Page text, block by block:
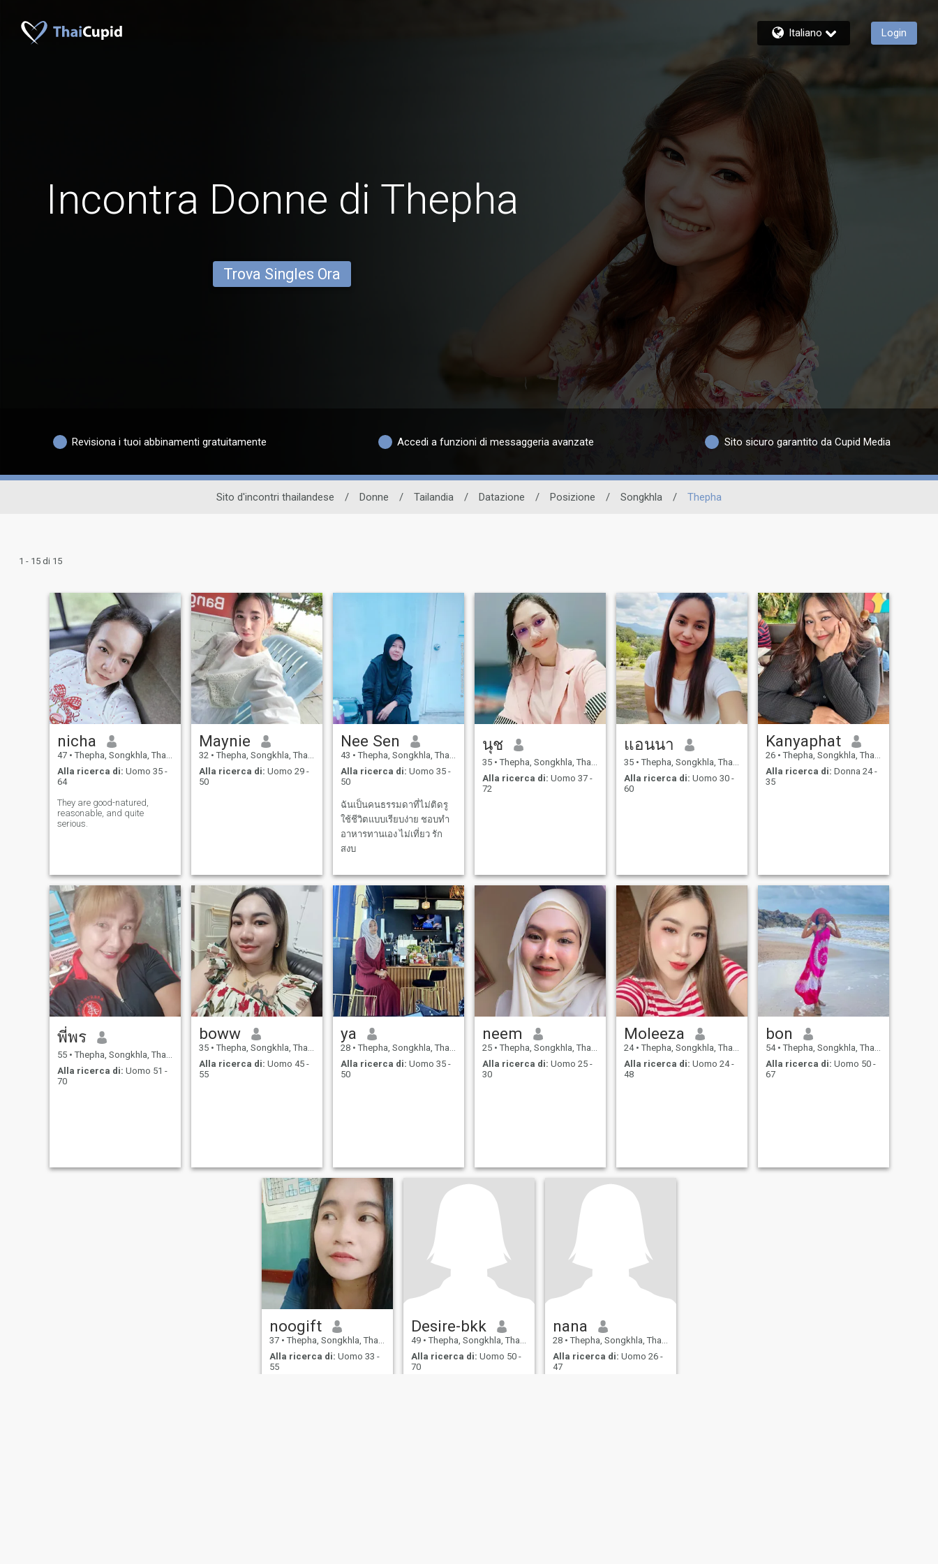
Italiano Login
Incontra Donne di Thepha
Trova Singles Ora
Revisiona i tuoi abbinamenti gratuitamente Accedi a funzioni di messaggeria avanzate Sito sicuro garantito da Cupid Media
Sito d'incontri thailandese / Donne / Tailandia / Datazione / Posizione / Songkhla / Thepha
1 - 15 di 15
nicha
47 • Thepha, Songkhla, Thailandia
Alla ricerca di: Uomo 35 -
64
They are good-natured,
reasonable, and quite
serious.
Maynie
32 • Thepha, Songkhla, Thailandia
Alla ricerca di: Uomo 29 -
50
Nee Sen
43 • Thepha, Songkhla, Thailandia
Alla ricerca di: Uomo 35 -
50
ฉันเป็นคนธรรมดาที่ไม่ติดรู
ใช้ชีวิตแบบเรียบง่าย ชอบทำ
อาหารทานเอง ไม่เที่ยว รัก
สงบ
นุช
35 • Thepha, Songkhla, Thailandia
Alla ricerca di: Uomo 37 -
72
แอนนา
35 • Thepha, Songkhla, Thailandia
Alla ricerca di: Uomo 30 -
60
Kanyaphat
26 • Thepha, Songkhla, Thailandia
Alla ricerca di: Donna 24 -
35
พี่พร
55 • Thepha, Songkhla, Thailandia
Alla ricerca di: Uomo 51 -
70
boww
35 • Thepha, Songkhla, Thailandia
Alla ricerca di: Uomo 45 -
55
ya
28 • Thepha, Songkhla, Thailandia
Alla ricerca di: Uomo 35 -
50
neem
25 • Thepha, Songkhla, Thailandia
Alla ricerca di: Uomo 25 -
30
Moleeza
24 • Thepha, Songkhla, Thailandia
Alla ricerca di: Uomo 24 -
48
bon
54 • Thepha, Songkhla, Thailandia
Alla ricerca di: Uomo 50 -
67
noogift
37 • Thepha, Songkhla, Thailandia
Alla ricerca di: Uomo 33 -
55
Desire-bkk
49 • Thepha, Songkhla, Thailandia
Alla ricerca di: Uomo 50 -
70
nana
28 • Thepha, Songkhla, Thailandia
Alla ricerca di: Uomo 26 -
47